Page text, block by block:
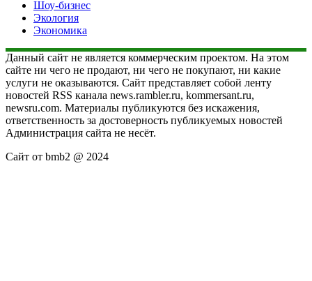
Шоу-бизнес
Экология
Экономика
Данный сайт не является коммерческим проектом. На этом
сайте ни чего не продают, ни чего не покупают, ни какие
услуги не оказываются. Сайт представляет собой ленту
новостей RSS канала news.rambler.ru, kommersant.ru,
newsru.com. Материалы публикуются без искажения,
ответственность за достоверность публикуемых новостей
Администрация сайта не несёт.
Сайт от bmb2 @ 2024